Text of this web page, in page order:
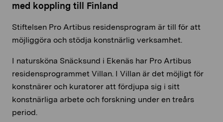
med koppling till Finland
Stiftelsen Pro Artibus residensprogram är till för att
möjliggöra och stödja konstnärlig verksamhet.
I natursköna Snäcksund i Ekenäs har Pro Artibus
residensprogrammet Villan. I Villan är det möjligt för
konstnärer och kuratorer att fördjupa sig i sitt
konstnärliga arbete och forskning under en treårs
period.